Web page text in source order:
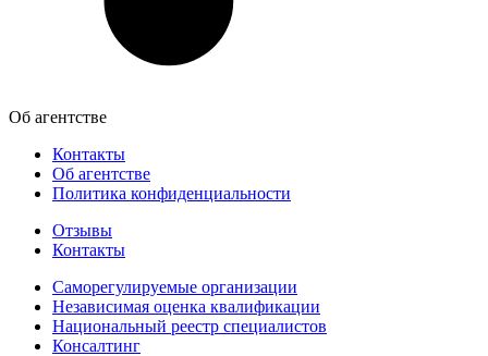
Об агентстве
Контакты
Об агентстве
Политика конфиденциальности
Отзывы
Контакты
Саморегулируемые организации
Независимая оценка квалификации
Национальный реестр специалистов
Консалтинг